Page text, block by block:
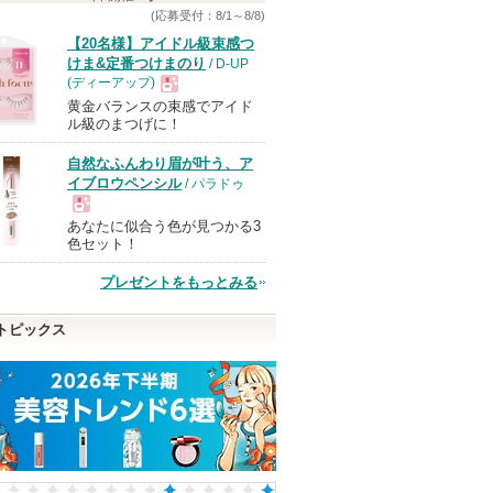
(応募受付：8/1～8/8)
【20名様】アイドル級束感つ
けま&定番つけまのり / D-UP
(ディーアップ)
現
品
黄金バランスの束感でアイド
ル級のまつげに！
自然なふんわり眉が叶う、ア
イブロウペンシル/ パラドゥ
現
あなたに似合う色が見つかる3
色セット！
プレゼントをもっとみる
ピックス